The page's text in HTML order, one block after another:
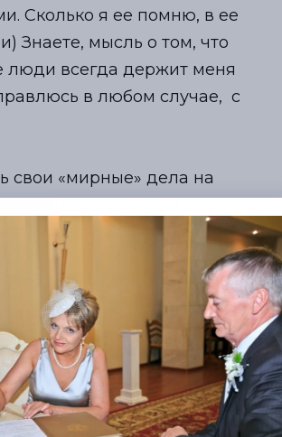
Сколько я ее помню, в ее
Знаете, мысль о том, что
люди всегда держит меня
в любом случае, с
свои «мирные» дела на
всё делаю.
в светлое будущее.
баловала, но мы всё
хочется плакать и
испытания — мы снова и